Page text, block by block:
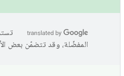
المفضّلة، وقد تتضمّن بعض